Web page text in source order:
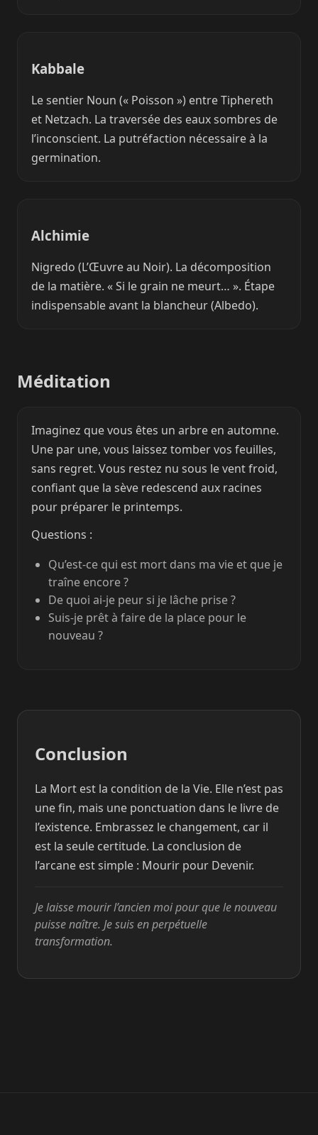
Kabbale
Le sentier Noun (« Poisson ») entre Tiphereth
et Netzach. La traversée des eaux sombres de
l’inconscient. La putréfaction nécessaire à la
germination.
Alchimie
Nigredo (L’Œuvre au Noir). La décomposition
de la matière. « Si le grain ne meurt… ». Étape
indispensable avant la blancheur (Albedo).
Méditation
Imaginez que vous êtes un arbre en automne.
Une par une, vous laissez tomber vos feuilles,
sans regret. Vous restez nu sous le vent froid,
confiant que la sève redescend aux racines
pour préparer le printemps.
Questions :
Qu’est-ce qui est mort dans ma vie et que je
traîne encore ?
De quoi ai-je peur si je lâche prise ?
Suis-je prêt à faire de la place pour le
nouveau ?
Conclusion
La Mort est la condition de la Vie. Elle n’est pas
une fin, mais une ponctuation dans le livre de
l’existence. Embrassez le changement, car il
est la seule certitude. La conclusion de
l’arcane est simple : Mourir pour Devenir.
Je laisse mourir l’ancien moi pour que le nouveau
puisse naître. Je suis en perpétuelle
transformation.